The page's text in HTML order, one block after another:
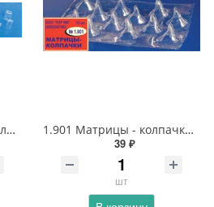
1.910 Набор матриц - колпачков для фронтальных зубов 14 типов
1.901 Матрицы - колпачки светопрозрачные для коронковой части резцов
39 ₽
шт